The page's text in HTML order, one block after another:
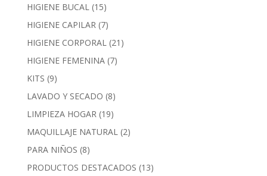
HIGIENE BUCAL (15)
HIGIENE CAPILAR (7)
HIGIENE CORPORAL (21)
HIGIENE FEMENINA (7)
KITS (9)
LAVADO Y SECADO (8)
LIMPIEZA HOGAR (19)
MAQUILLAJE NATURAL (2)
PARA NIÑOS (8)
PRODUCTOS DESTACADOS (13)